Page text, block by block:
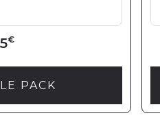
€
PACK